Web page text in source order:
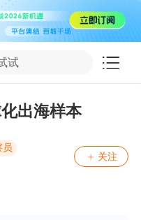
试
出海样本
员
关注